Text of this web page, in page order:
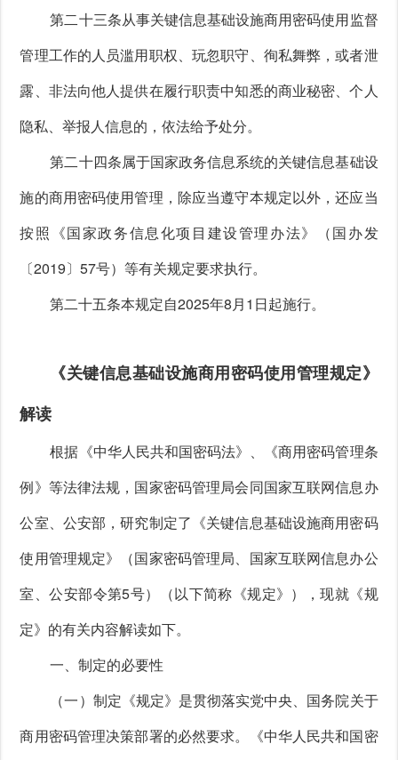
第二十三条从事关键信息基础设施商用密码使用监督
管理工作的人员滥用职权、玩忽职守、徇私舞弊，或者泄
露、非法向他人提供在履行职责中知悉的商业秘密、个人
隐私、举报人信息的，依法给予处分。
第二十四条属于国家政务信息系统的关键信息基础设
施的商用密码使用管理，除应当遵守本规定以外，还应当
按照《国家政务信息化项目建设管理办法》（国办发
〔2019〕57号）等有关规定要求执行。
第二十五条本规定自2025年8月1日起施行。
《关键信息基础设施商用密码使用管理规定》
解读
根据《中华人民共和国密码法》、《商用密码管理条
例》等法律法规，国家密码管理局会同国家互联网信息办
公室、公安部，研究制定了《关键信息基础设施商用密码
使用管理规定》（国家密码管理局、国家互联网信息办公
室、公安部令第5号）（以下简称《规定》），现就《规
定》的有关内容解读如下。
一、制定的必要性
（一）制定《规定》是贯彻落实党中央、国务院关于
商用密码管理决策部署的必然要求。《中华人民共和国密